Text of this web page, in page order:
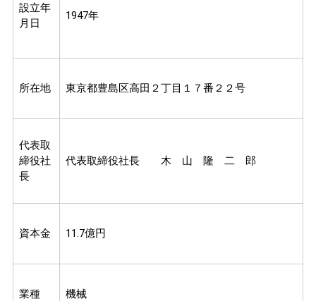
設立年
月日
1947年
所在地 東京都豊島区高田２丁目１７番２２号
代表取
締役社
長
代表取締役社長 木 山 隆 二 郎
資本金 11.7億円
業種 機械